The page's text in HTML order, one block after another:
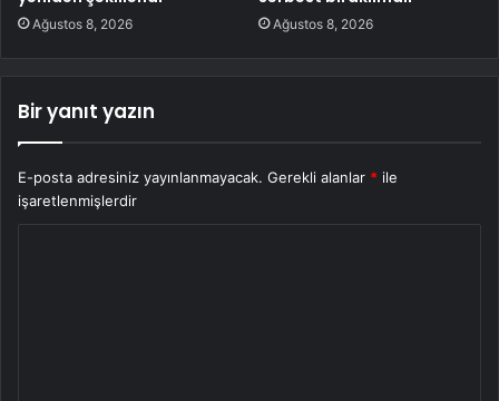
Ağustos 8, 2026 Ağustos 8, 2026
Bir yanıt yazın
E-posta adresiniz yayınlanmayacak. Gerekli alanlar * ile
işaretlenmişlerdir